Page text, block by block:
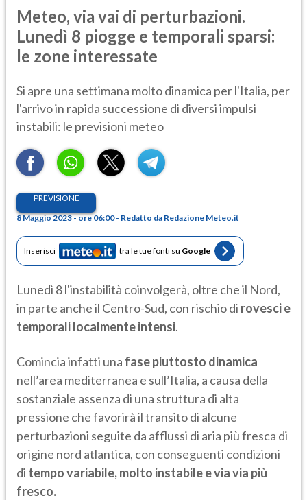
Meteo, via vai di perturbazioni.
Lunedì 8 piogge e temporali sparsi:
le zone interessate
Si apre una settimana molto dinamica per l'Italia, per
l'arrivo in rapida successione di diversi impulsi
instabili: le previsioni meteo
PREVISIONE
8 Maggio 2023 - ore 06:00 - Redatto da Redazione Meteo.it
Inserisci tra le tue fonti su Google
Lunedì 8 l'instabilità coinvolgerà, oltre che il Nord,
in parte anche il Centro-Sud, con rischio di rovesci e
temporali localmente intensi.
Comincia infatti una fase piuttosto dinamica
nell’area mediterranea e sull’Italia, a causa della
sostanziale assenza di una struttura di alta
pressione che favorirà il transito di alcune
perturbazioni seguite da afflussi di aria più fresca di
origine nord atlantica, con conseguenti condizioni
di tempo variabile, molto instabile e via via più
fresco.